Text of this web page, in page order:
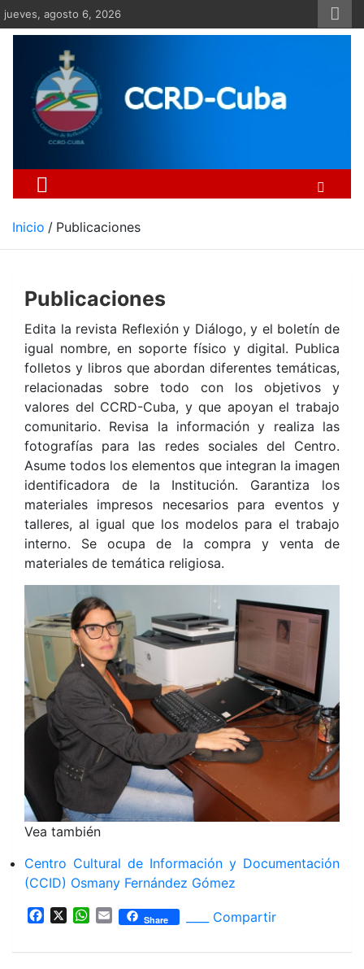
Saltar
al
jueves, agosto 6, 2026
Inicio Publicaciones
Publicaciones
Edita la revista Reflexión y Diálogo, y el boletín de
igual nombre, en soporte físico y digital. Publica
folletos y libros que abordan diferentes temáticas,
relacionadas sobre todo con los objetivos y
valores del CCRD-Cuba, y que apoyan el trabajo
comunitario. Revisa la información y realiza las
fotografías para las redes sociales del Centro.
Asume todos los elementos que integran la imagen
identificadora de la Institución. Garantiza los
materiales impresos necesarios para eventos y
talleres, al igual que los modelos para el trabajo
interno. Se ocupa de la compra y venta de
materiales de temática religiosa.
Coordinadora: Lic. Dianelys Gómez Torres
Licenciada en Filología
Especialista de publicaciones: Lic. Lourmary
Rodríguez Santamaría
Licenciada en Estudios Socioculturales
Dianelys y Lourmary
Vea también
Centro Cultural de Información y Documentación
(CCID) Osmany Fernández Gómez
W
E
Share ____ Compartir